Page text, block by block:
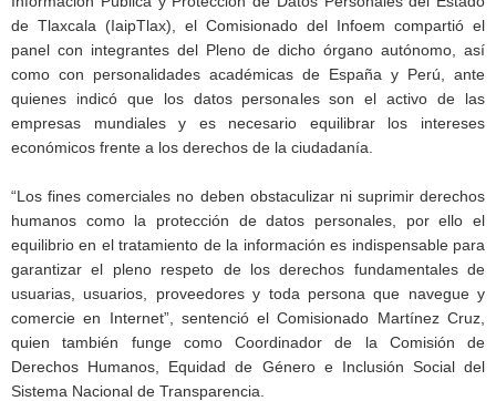
de Tlaxcala (IaipTlax), el Comisionado del Infoem compartió el
panel con integrantes del Pleno de dicho órgano autónomo, así
como con personalidades académicas de España y Perú, ante
quienes indicó que los datos personales son el activo de las
empresas mundiales y es necesario equilibrar los intereses
económicos frente a los derechos de la ciudadanía.
“Los fines comerciales no deben obstaculizar ni suprimir derechos
humanos como la protección de datos personales, por ello el
equilibrio en el tratamiento de la información es indispensable para
garantizar el pleno respeto de los derechos fundamentales de
usuarias, usuarios, proveedores y toda persona que navegue y
comercie en Internet”, sentenció el Comisionado Martínez Cruz,
quien también funge como Coordinador de la Comisión de
Derechos Humanos, Equidad de Género e Inclusión Social del
Sistema Nacional de Transparencia.